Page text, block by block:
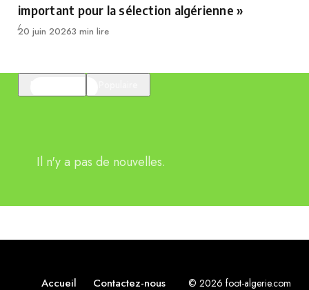
important pour la sélection algérienne »
Publié
20 juin 20263 min lire
Il n'y a pas de nouvelles.
Accueil Contactez-nous © 2026 foot-algerie.com